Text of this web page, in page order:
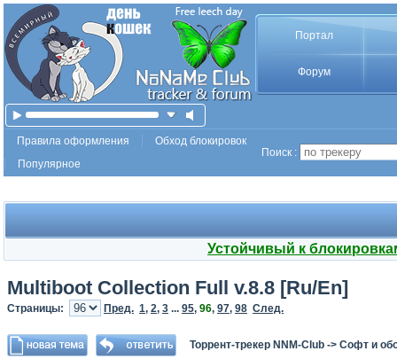
Портал
Форум
Правила оформления
Обход блокировок
Популярное
Поиск :
Устойчивый к
Multiboot Collection Full v.8.8 [Ru/En]
Страницы: Пред. 1, 2, 3 ... 95, 96, 97, 98 След.
Торрент-трекер NNM-Club -> Софт и